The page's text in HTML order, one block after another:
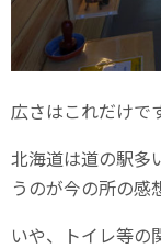
広さはこれだけで
北海道は道の駅多
うのが今の所の感
いや、トイレ等の